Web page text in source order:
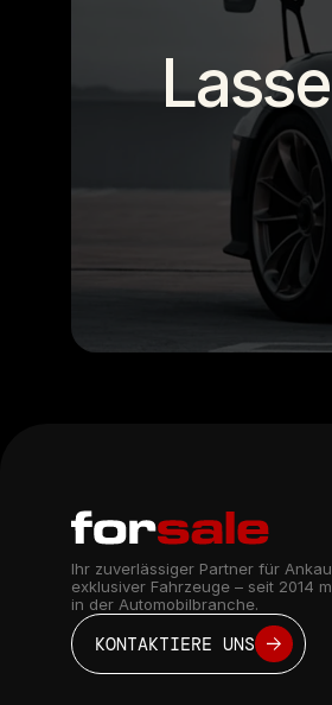
Ihr zuverlässiger Partner für
exklusiver Fahrzeuge – seit 2014
in der Automobilbranche.
KONTAKTIERE UNS